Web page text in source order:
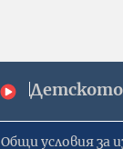
Общи условия за